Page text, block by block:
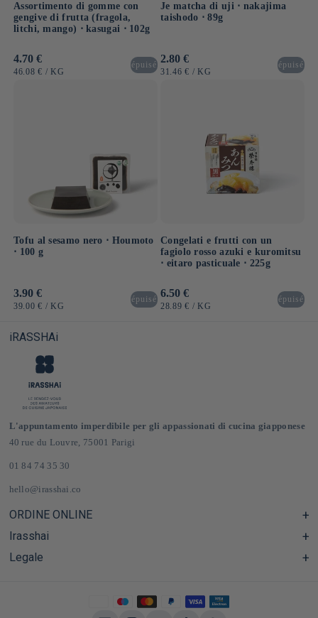
Assortimento di gomme con
gengive di frutta (fragola,
litchi, mango) ⋅ kasugai ⋅ 102g
Prezzo
di
4.70 €
PREZZO
46.08 € / PER
KG
épuisé
Je matcha di uji ⋅ nakajima
taishodo ⋅ 89g
Prezzo
di
2.80 €
PREZZO
31.46 € / PER
KG
épuisé
Tofu al sesamo nero ⋅ Houmoto
⋅ 100 g
Prezzo
di
3.90 €
PREZZO
39.00 € / PER
KG
épuisé
Congelati e frutti con un
fagiolo rosso azuki e kuromitsu
⋅ eitaro pasticuale ⋅ 225g
Prezzo
di
6.50 €
PREZZO
28.89 € / PER
KG
épuisé
iRASSHAi
L'appuntamento imperdibile per gli appassionati di cucina giapponese
40 rue du Louvre, 75001 Parigi
01 84 74 35 30
hello@irasshai.co
ORDINE ONLINE
Centro assistenza e Domande frequenti
Consegna e spese di spedizione in Francia e in Europa
Irasshai
Orari di apertura al numero 40 di rue du Louvre, Parigi
Legale